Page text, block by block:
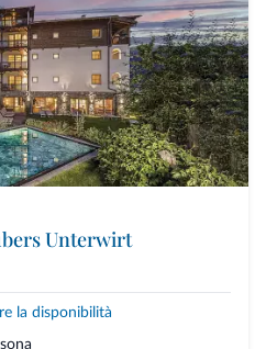
Unterwirt
la disponibilità